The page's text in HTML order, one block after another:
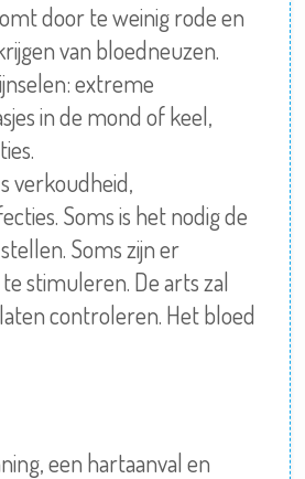
door te weinig rode en
van bloedneuzen.
extreme
in de mond of keel,
verkoudheid,
Soms is het nodig de
Soms zijn er
stimuleren. De arts zal
controleren. Het bloed
een hartaanval en